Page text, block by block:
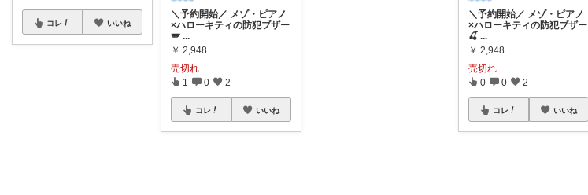
コレ いいね
＼予約開始／ メゾ・ピアノ
×ハローキティの防犯ブザー
🪽...
￥ 2,948
売切れ
1 0 2
コレ いいね
＼予約開始／ メゾ・ピアノ
×ハローキティの防犯ブザー
🍒...
￥ 2,948
売切れ
0 0 2
コレ いいね